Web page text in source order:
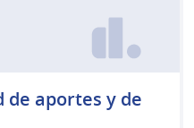
de aportes y de